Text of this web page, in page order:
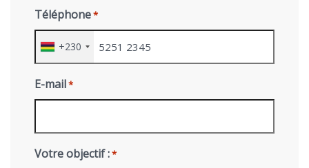
Téléphone*
+230
E-mail*
Votre objectif :*